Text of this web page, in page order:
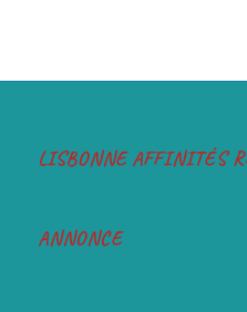
LISBONNE AFFINITÉS
ANNONCE